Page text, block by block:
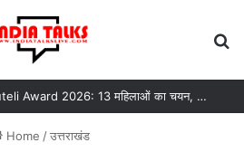
Uttarakhand Tilu Rauteli Award 2026: 13 महिलाओं का चयन, 8 अगस्त को सीएम धामी करेंगे सम्मानित
Home /उत्तराखंड